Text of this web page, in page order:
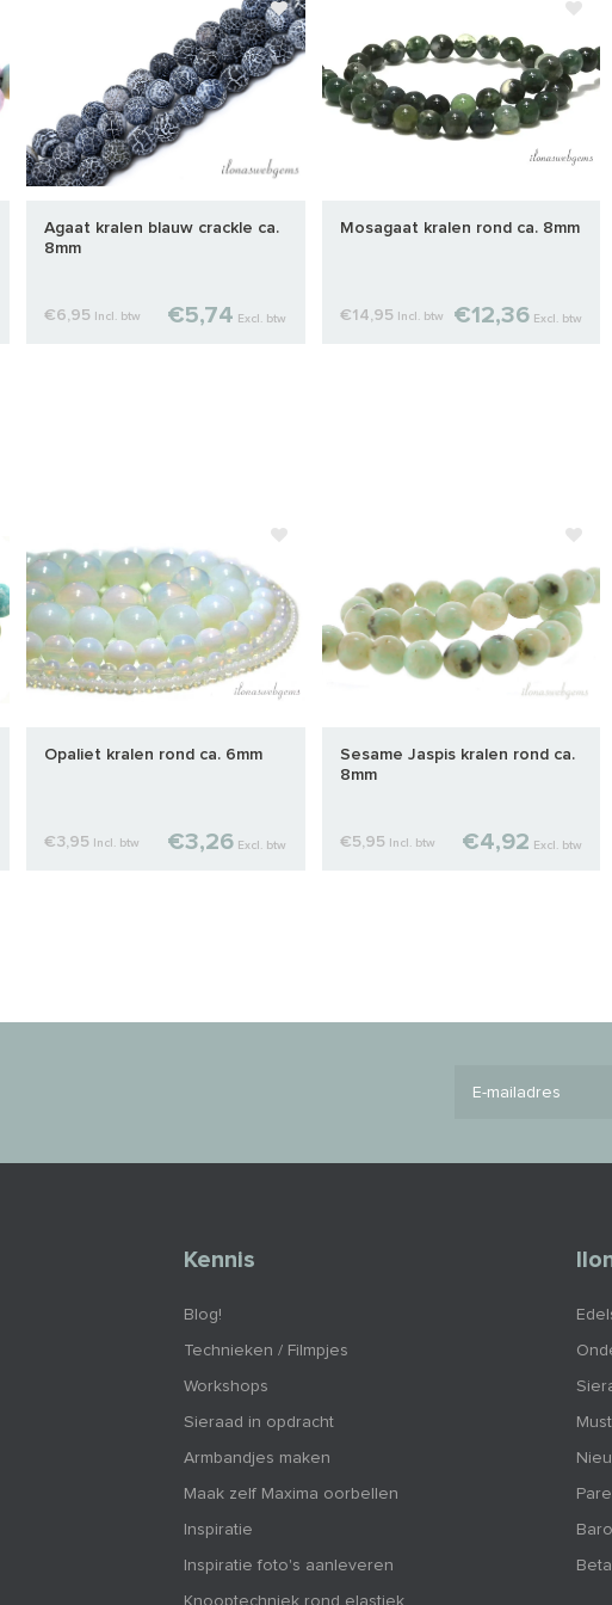
Agaat kralen blauw crackle ca.
8mm
€6,95 Incl. btw €5,74 Excl. btw
Mosagaat kralen rond ca. 8mm
€14,95 Incl. btw €12,36 Excl. btw
Opaliet kralen rond ca. 6mm
€3,95 Incl. btw €3,26 Excl. btw
Sesame Jaspis kralen rond ca.
8mm
€5,95 Incl. btw €4,92 Excl. btw
Kennis
Blog!
Technieken / Filmpjes
Workshops
Sieraad in opdracht
Armbandjes maken
Maak zelf Maxima oorbellen
Inspiratie
Inspiratie foto's aanleveren